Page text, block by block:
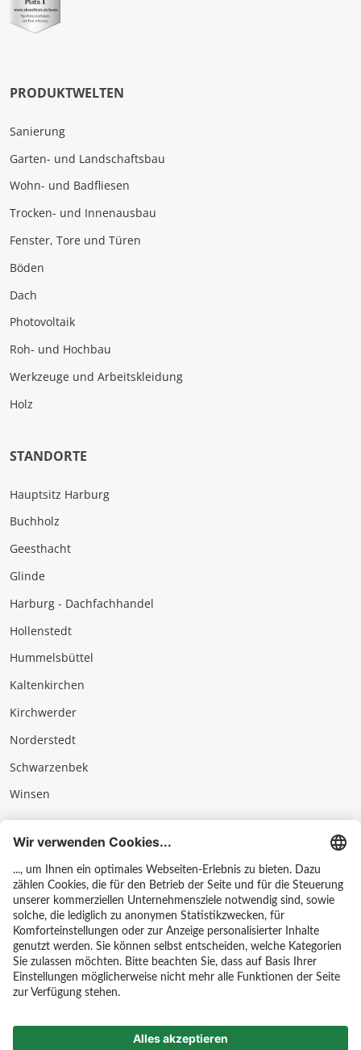
PRODUKTWELTEN
Sanierung
Garten- und Landschaftsbau
Wohn- und Badfliesen
Trocken- und Innenausbau
Fenster, Tore und Türen
Böden
Dach
Photovoltaik
Roh- und Hochbau
Werkzeuge und Arbeitskleidung
Holz
STANDORTE
Hauptsitz Harburg
Buchholz
Geesthacht
Glinde
Harburg - Dachfachhandel
Hollenstedt
Hummelsbüttel
Kaltenkirchen
Kirchwerder
Norderstedt
Schwarzenbek
Winsen
Impressum
Datenschutz & AGB
Hinweisgebersystem
Kontakt
Karriere